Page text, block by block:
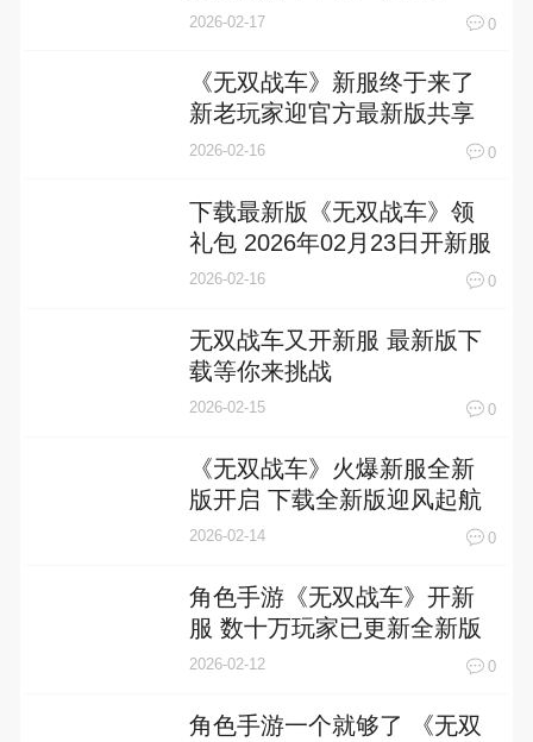
2026-02-17 0
《无双战车》新服终于来了
新老玩家迎官方最新版共享
多重大礼包
2026-02-16 0
下载最新版《无双战车》领
礼包 2026年02月23日开新服
入驻享福利
2026-02-16 0
无双战车又开新服 最新版下
载等你来挑战
2026-02-15 0
《无双战车》火爆新服全新
版开启 下载全新版迎风起航
2026-02-14 0
角色手游《无双战车》开新
服 数十万玩家已更新全新版
2026-02-12 0
角色手游一个就够了 《无双